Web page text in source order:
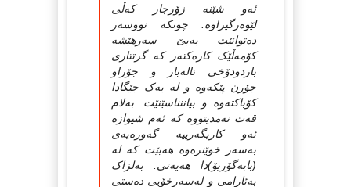
ئه‌و شێنه‌ زۆرجار که‌ڵی
لێوه‌رگیراوه‌. چونکه‌ نووسه‌ر
ده‌توانێت به‌بێ سه‌رهێشه‌
کۆمه‌ڵێک کاره‌کته‌ر که‌ گرتتاری
باردودۆخی ناله‌بار و جۆراو
جۆرن پێکه‌وه‌ و له‌ یه‌ک جێگادا
کۆباکته‌وه‌ و بیاننناسێنێت. به‌لام
قه‌ت نه‌مدیتووه‌ که‌ ئه‌م شیوازه‌
ئه‌و کاریگه‌رییه‌ گه‌وره‌یه‌ی
به‌سه‌ر خوێنره‌وه‌ هه‌بێت که‌ له‌
(بابه‌گۆریۆ)دا هه‌یه‌تی. به‌لزاک
به‌ئارامی و له‌سه‌رخۆیی ده‌ستی